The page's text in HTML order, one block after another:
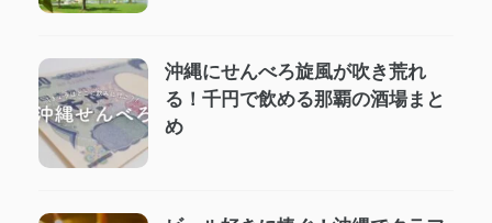
沖縄にせんべろ旋風が吹き荒れ
る！千円で飲める那覇の酒場まと
め